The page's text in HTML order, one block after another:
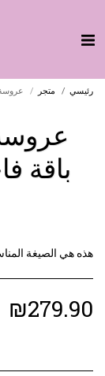
رئيسي متجر عروسة
باقة
هذه هي الصيغة
₪279.90